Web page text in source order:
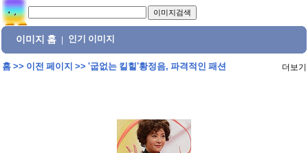
이미지 홈 인기 이미지
홈>> 이전 페이지 >> '굽없는 킬힐'황정음, 파격적인 패션 더보기